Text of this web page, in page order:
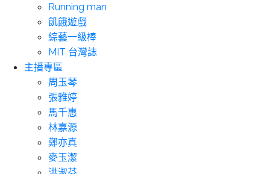
Running man
飢餓遊戲
綜藝一級棒
MIT 台灣誌
主播專區
周玉琴
張雅婷
馬千惠
林嘉源
鄭亦真
麥玉潔